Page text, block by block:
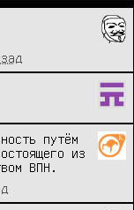
путём
из
ВПН.